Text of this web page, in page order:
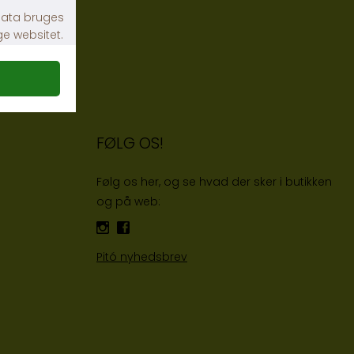
FØLG OS!
Følg os her, og se hvad der sker i butikken
og på web:
Pitó nyhedsbrev